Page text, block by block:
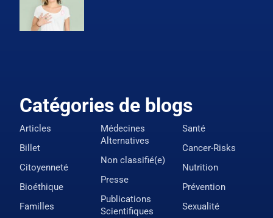
Catégories de blogs
Articles
Billet
Citoyenneté
Bioéthique
Familles
Médecines
Alternatives
Non classifié(e)
Presse
Publications
Scientifiques
Santé
Cancer-Risks
Nutrition
Prévention
Sexualité